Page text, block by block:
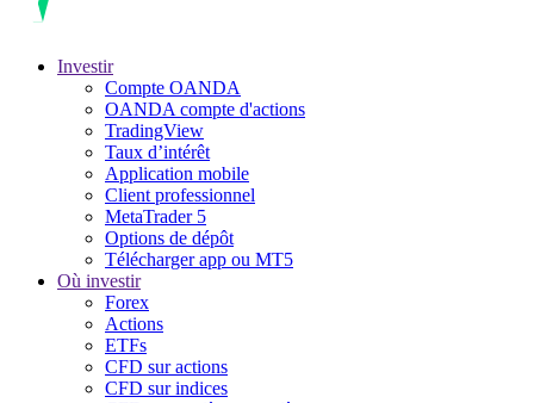
Investir
Compte OANDA
OANDA compte d'actions
TradingView
Taux d’intérêt
Application mobile
Client professionnel
MetaTrader 5
Options de dépôt
Télécharger app ou MT5
Où investir
Forex
Actions
ETFs
CFD sur actions
CFD sur indices